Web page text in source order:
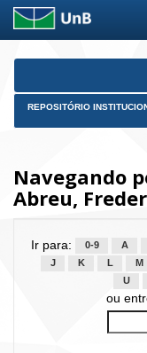
Skip
REPOSITÓRIO
Navegando
Abreu,
Ir para: 0-9 A
J
K L M
U
ou